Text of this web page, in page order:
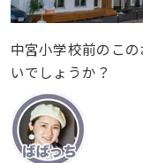
中宮小学校前のこ
いでしょうか？